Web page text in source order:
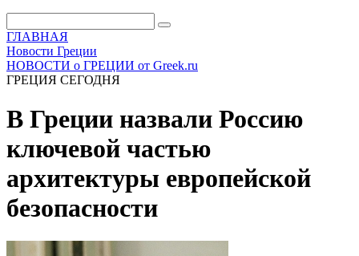
ГЛАВНАЯ
Новости Греции
НОВОСТИ о ГРЕЦИИ от Greek.ru
ГРЕЦИЯ СЕГОДНЯ
В Греции назвали Россию
ключевой частью
архитектуры европейской
безопасности